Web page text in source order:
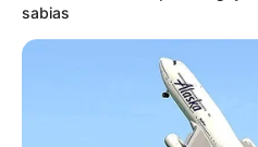
O movimento ocorre em meio à
na Comissão de Constituição
sabias